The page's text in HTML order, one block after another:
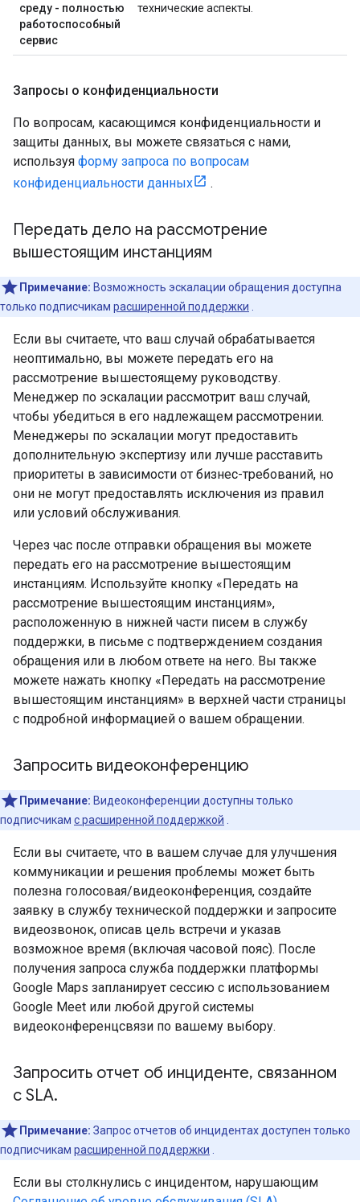
среду - полностью
работоспособный
сервис
технические аспекты.
Запросы о конфиденциальности
По вопросам, касающимся конфиденциальности и
защиты данных, вы можете связаться с нами,
используя форму запроса по вопросам
конфиденциальности данных
.
Передать дело на рассмотрение
вышестоящим инстанциям
Примечание: Возможность эскалации обращения доступна
только подписчикам расширенной поддержки
Если вы считаете, что ваш случай обрабатывается
неоптимально, вы можете передать его на
рассмотрение вышестоящему руководству.
Менеджер по эскалации рассмотрит ваш случай,
чтобы убедиться в его надлежащем рассмотрении.
Менеджеры по эскалации могут предоставить
дополнительную экспертизу или лучше расставить
приоритеты в зависимости от бизнес-требований, но
они не могут предоставлять исключения из правил
или условий обслуживания.
Через час после отправки обращения вы можете
передать его на рассмотрение вышестоящим
инстанциям. Используйте кнопку «Передать на
рассмотрение вышестоящим инстанциям»,
расположенную в нижней части писем в службу
поддержки, в письме с подтверждением создания
обращения или в любом ответе на него. Вы также
можете нажать кнопку «Передать на рассмотрение
вышестоящим инстанциям» в верхней части страницы
с подробной информацией о вашем обращении.
Запросить видеоконференцию
Примечание: Видеоконференции доступны только
подписчикам с расширенной поддержкой
Если вы считаете, что в вашем случае для улучшения
коммуникации и решения проблемы может быть
полезна голосовая/видеоконференция, создайте
заявку в службу технической поддержки и запросите
видеозвонок, описав цель встречи и указав
возможное время (включая часовой пояс). После
получения запроса служба поддержки платформы
Google Maps запланирует сессию с использованием
Google Meet или любой другой системы
видеоконференцсвязи по вашему выбору.
Запросить отчет об инциденте, связанном
с SLA.
Примечание: Запрос отчетов об инцидентах доступен только
подписчикам расширенной поддержки
Если вы столкнулись с инцидентом, нарушающим